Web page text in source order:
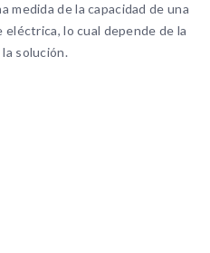
medida de la capacidad de una
lo cual depende de la
solución.